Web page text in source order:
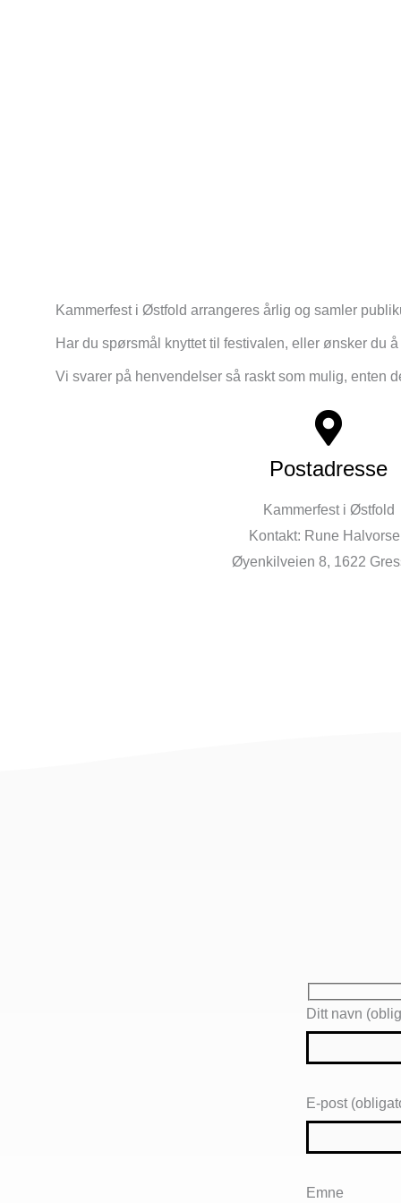
Kammerfest i Østfold arrangeres årlig og samler
Har du spørsmål knyttet til festivalen, eller ønsker du
Vi svarer på henvendelser så raskt som mulig, enten
Postadresse
Kammerfest i Østfold
Kontakt: Rune
Øyenkilveien 8, 1622
Ditt navn
E-post
Emne